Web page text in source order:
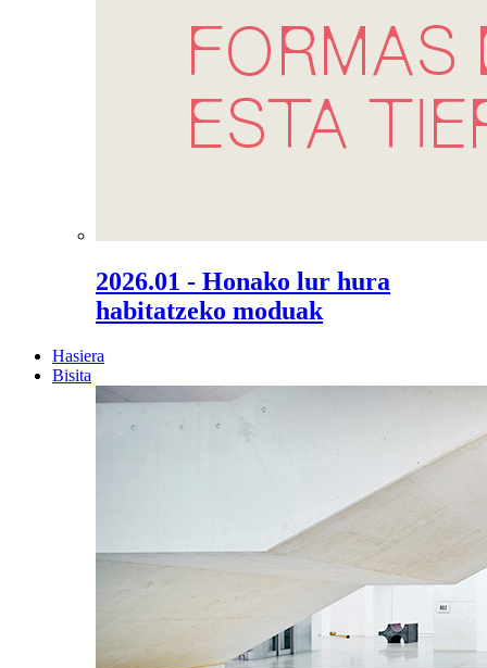
2026.01 - Honako lur hura
habitatzeko moduak
Hasiera
Bisita